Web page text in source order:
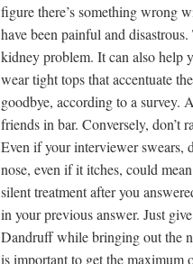
figure there’s something wrong
have been painful and
kidney problem. It can also help
wear tight tops that accentuate
goodbye, according to a survey.
friends in bar. Conversely, don’t
Even if your interviewer swears,
nose, even if it itches, could
silent treatment after you
in your previous answer. Just
Dandruff while bringing out the
is important to get the maximum